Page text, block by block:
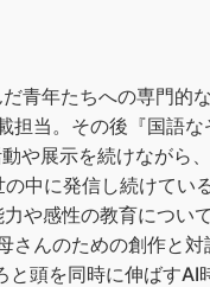
青年たちへの専門的
当。その後『国語
や展示を続けながら
中に発信し続けてい
や感性の教育につい
んのための創作と
頭を同時に伸ばすAI